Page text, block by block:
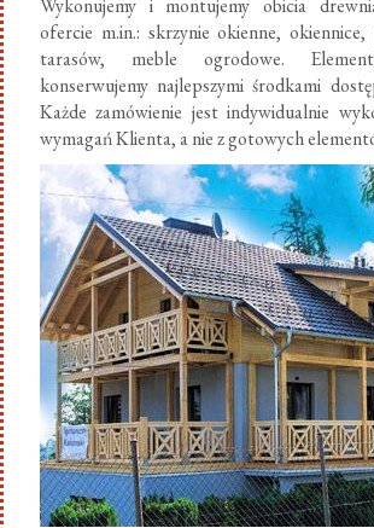
Wykonujemy i montujemy obicia
ofercie m.in.: skrzynie okienne, okiennice,
tarasów, meble ogrodowe.
konserwujemy najlepszymi środkami
Każde zamówienie jest indywidualnie
wymagań Klienta, a nie z gotowych